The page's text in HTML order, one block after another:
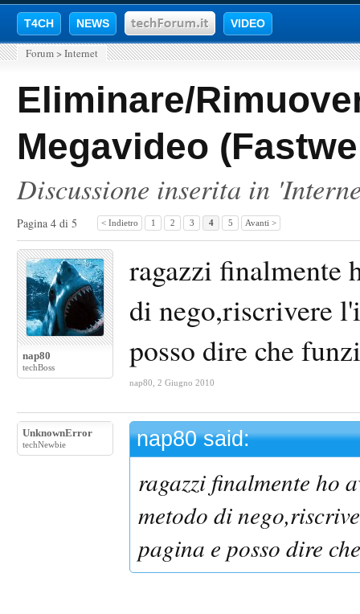
T4CH NEWS VIDEO
Forum > Internet
Eliminare/
Megavideo
Discussione inserita in '
Pagina 4 di 5 < Indietro 1 2 3 4 5 Avanti >
nap80
techBoss
ragazzi finalmente
di nego,riscrivere
posso dire che
nap80 2 Giugno 2010
UnknownError
techNewbie nap80 said:
ragazzi finalmente ho
metodo di
pagina e posso dire